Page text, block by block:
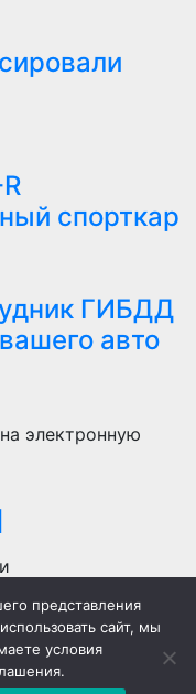
спорткар
ГИБДД
авто
электронную
Home
соглашение
представления
сайт, мы
условия